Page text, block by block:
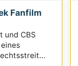
Fanfilm
und CBS